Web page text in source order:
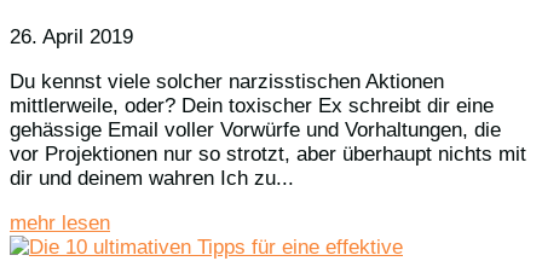
26. April 2019
Du kennst viele solcher narzisstischen Aktionen
mittlerweile, oder? Dein toxischer Ex schreibt dir eine
gehässige Email voller Vorwürfe und Vorhaltungen, die
vor Projektionen nur so strotzt, aber überhaupt nichts mit
dir und deinem wahren Ich zu...
mehr lesen